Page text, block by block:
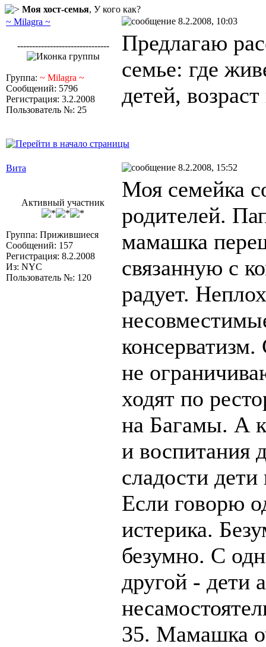
Моя хост-семья, У кого как?
~ Milagra ~
8.2.2008, 10:03
-------------------------------
Группа: ~ Milagra ~
Сообщений: 5796
Регистрация: 3.2.2008
Пользователь №: 25
Предлагаю
семье: где
детей,
Вита 8.2.2008, 15:52
Активный участник
Группа: Прижившиеся
Сообщений: 157
Регистрация: 8.2.2008
Из: NYC
Пользователь №: 120
Моя семейка
родителей.
мамашка
связанную с
радует.
не
ходят по
на Багамы. А
и воспитания
сладости
Если говорю
истерика.
безумно. С
другой - дети
35. Мамашка